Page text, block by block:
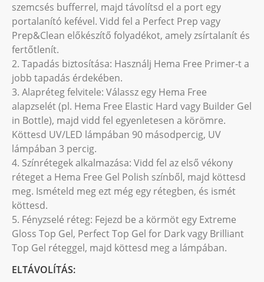
szemcsés bufferrel, majd távolítsd el a port egy
portalanító kefével. Vidd fel a Perfect Prep vagy
Prep&Clean előkészítő folyadékot, amely zsírtalanít és
fertőtlenít.
2. Tapadás biztosítása: Használj Hema Free Primer-t a
jobb tapadás érdekében.
3. Alapréteg felvitele: Válassz egy Hema Free
alapzselét (pl. Hema Free Elastic Hard vagy Builder Gel
in Bottle), majd vidd fel egyenletesen a körömre.
Köttesd UV/LED lámpában 90 másodpercig, UV
lámpában 3 percig.
4. Színrétegek alkalmazása: Vidd fel az első vékony
réteget a Hema Free Gel Polish színből, majd köttesd
meg. Ismételd meg ezt még egy rétegben, és ismét
köttesd.
5. Fényzselé réteg: Fejezd be a körmöt egy Extreme
Gloss Top Gel, Perfect Top Gel for Dark vagy Brilliant
Top Gel réteggel, majd köttesd meg a lámpában.
ELTÁVOLÍTÁS: